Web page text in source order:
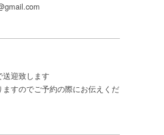
迎致します
ますのでご予約の際にお伝えくだ